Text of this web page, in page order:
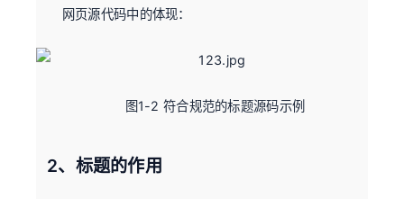
网页源代码中的体现：
图1-2 符合规范的标题源码示例
2、标题的作用